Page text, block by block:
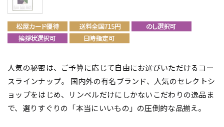
人気の秘密は、ご予算に応じて自由にお選びいただけるコー
スラインナップ。 国内外の有名ブランド、人気のセレクトシ
ョップをはじめ、リンベルだけにしかないこだわりの逸品ま
で、選りすぐりの「本当にいいもの」の圧倒的な品揃え。